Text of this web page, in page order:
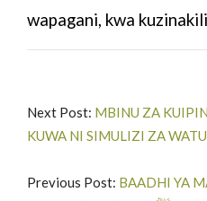
wapagani, kwa
Next Post: MBINU ZA
KUWA NI SIMULIZI ZA
Previous Post: BAADHI YA